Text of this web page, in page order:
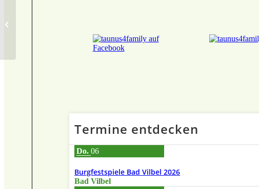
Termine entdecken
Do.06
Burgfestspiele Bad Vilbel 2026
Bad Vilbel